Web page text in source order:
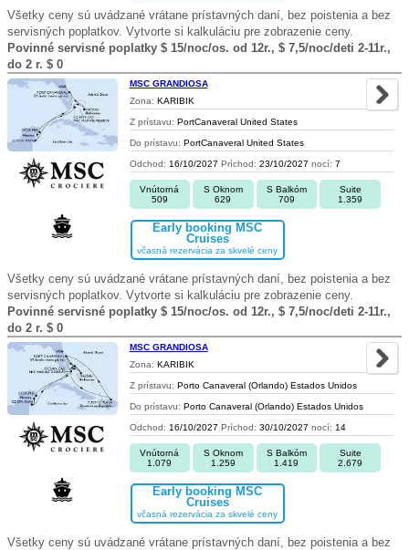
Všetky ceny sú uvádzané vrátane prístavných daní, bez poistenia a bez
servisných poplatkov. Vytvorte si kalkuláciu pre zobrazenie ceny.
Povinné servisné poplatky $ 15/noc/os. od 12r., $ 7,5/noc/deti 2-11r.,
do 2 r. $ 0
MSC GRANDIOSA
Zona: KARIBIK
Z prístavu: PortCanaveral United States
Do prístavu: PortCanaveral United States
Odchod: 16/10/2027 Príchod: 23/10/2027 nocí: 7
Vnútorná
509
S Oknom
629
S Balkóm
709
Suite
1.359
Early booking MSC
Cruises
včasná rezervácia za skvelé ceny
Všetky ceny sú uvádzané vrátane prístavných daní, bez poistenia a bez
servisných poplatkov. Vytvorte si kalkuláciu pre zobrazenie ceny.
Povinné servisné poplatky $ 15/noc/os. od 12r., $ 7,5/noc/deti 2-11r.,
do 2 r. $ 0
MSC GRANDIOSA
Zona: KARIBIK
Z prístavu: Porto Canaveral (Orlando) Estados Unidos
Do prístavu: Porto Canaveral (Orlando) Estados Unidos
Odchod: 16/10/2027 Príchod: 30/10/2027 nocí: 14
Vnútorná
1.079
S Oknom
1.259
S Balkóm
1.419
Suite
2.679
Early booking MSC
Cruises
včasná rezervácia za skvelé ceny
Všetky ceny sú uvádzané vrátane prístavných daní, bez poistenia a bez